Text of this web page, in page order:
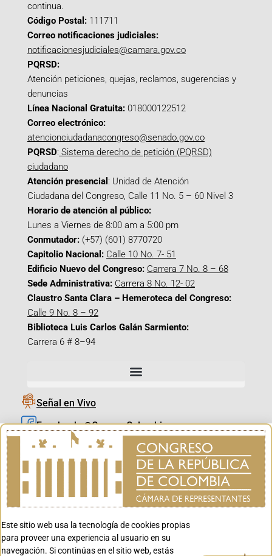
continua.
Código Postal: 111711
Correo notificaciones judiciales:
notificacionesjudiciales@camara.gov.co
PQRSD:
Atención peticiones, quejas, reclamos, sugerencias y
denuncias
Línea Nacional Gratuita: 018000122512
Correo electrónico:
atencionciudadanacongreso@senado.gov.co
PQRSD: Sistema derecho de petición (PQRSD)
ciudadano
Atención presencial : Unidad de Atención
Ciudadana del Congreso, Calle 11 No. 5 – 60 Nivel 3
Horario de atención al público:
Lunes a Viernes de 8:00 am a 5:00 pm
Conmutador: (+57) (601) 8770720
Capitolio Nacional: Calle 10 No. 7- 51
Edificio Nuevo del Congreso: Carrera 7 No. 8 – 68
Sede Administrativa: Carrera 8 No. 12- 02
Claustro Santa Clara – Hemeroteca del Congreso:
Calle 9 No. 8 – 92
Biblioteca Luis Carlos Galán Sarmiento:
Carrera 6 # 8–94
Señal en Vivo
Facebook_@CamaraColombia
Instagram_@CamaraColombia
X_@CamaraColombia
Youtube_@CamaraColombia
Youtube_@CanalCongreso
Este sitio web usa la tecnología de cookies propias
para proveer una experiencia al usuario en su
navegación. Si continúas en el sitio web, estás